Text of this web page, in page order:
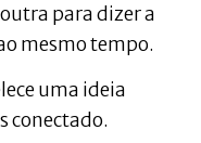
para dizer a
mesmo tempo.
uma ideia
conectado.